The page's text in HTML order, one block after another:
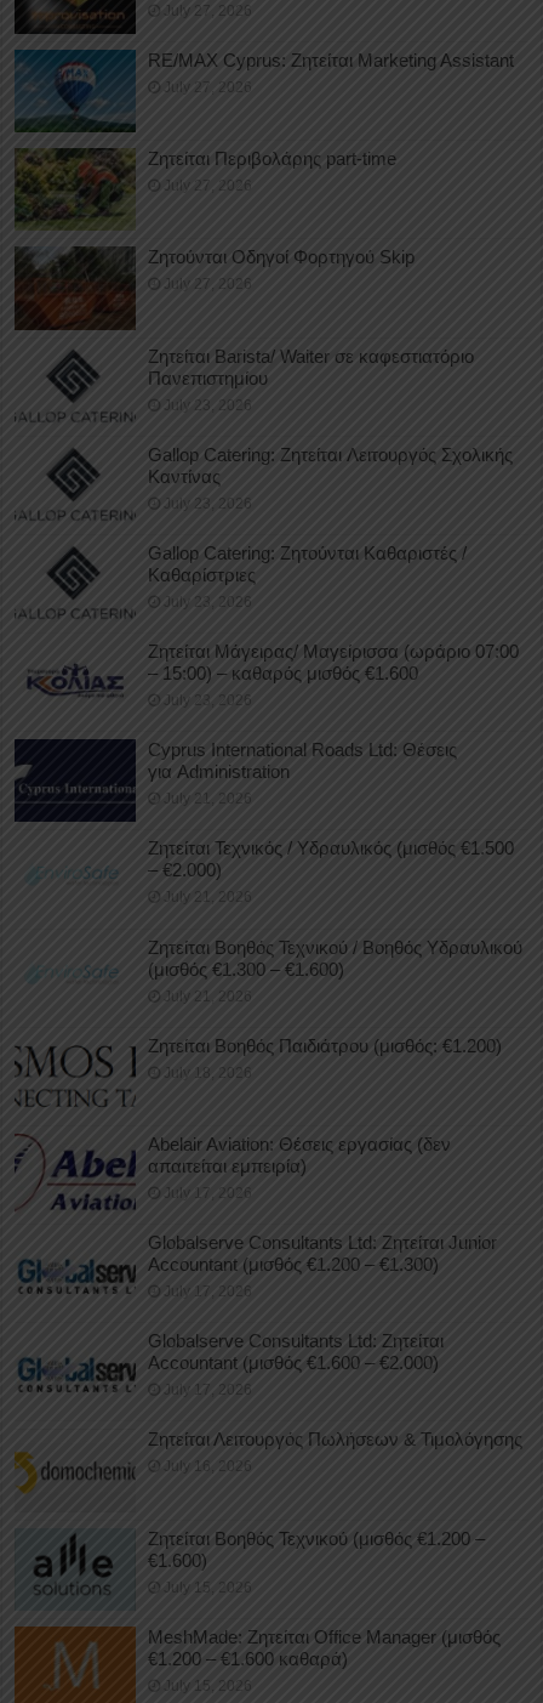
July 27, 2026
RE/MAX Cyprus: Ζητείται Marketing Assistant
July 27, 2026
Ζητείται Περιβολάρης part-time
July 27, 2026
Ζητούνται Οδηγοί Φορτηγού Skip
July 27, 2026
Ζητείται Barista/ Waiter σε καφεστιατόριο
Πανεπιστημίου
July 23, 2026
Gallop Catering: Ζητείται Λειτουργός Σχολικής
Καντίνας
July 23, 2026
Gallop Catering: Ζητούνται Καθαριστές /
Καθαρίστριες
July 23, 2026
Ζητείται Μάγειρας/ Μαγείρισσα (ωράριο 07:00
– 15:00) – καθαρός μισθός €1.600
July 23, 2026
Cyprus International Roads Ltd: Θέσεις
για Administration
July 21, 2026
Ζητείται Τεχνικός / Υδραυλικός (μισθός €1.500
– €2.000)
July 21, 2026
Ζητείται Βοηθός Τεχνικού / Βοηθός Υδραυλικού
(μισθός €1.300 – €1.600)
July 21, 2026
Ζητείται Βοηθός Παιδιάτρου (μισθός: €1.200)
July 18, 2026
Abelair Aviation: Θέσεις εργασίας (δεν
απαιτείται εμπειρία)
July 17, 2026
Globalserve Consultants Ltd: Ζητείται Junior
Accountant (μισθός €1.200 – €1.300)
July 17, 2026
Globalserve Consultants Ltd: Ζητείται
Accountant (μισθός €1.600 – €2.000)
July 17, 2026
Ζητείται Λειτουργός Πωλήσεων & Τιμολόγησης
July 16, 2026
Ζητείται Βοηθός Τεχνικού (μισθός €1.200 –
€1.600)
July 15, 2026
MeshMade: Ζητείται Office Manager (μισθός
€1.200 – €1.600 καθαρά)
July 15, 2026